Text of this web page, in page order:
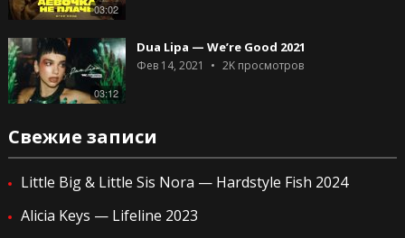
03:02
03:12
Dua Lipa — We’re Good 2021
Фев 14, 2021 2Kпросмотров
Свежие записи
Little Big & Little Sis Nora — Hardstyle Fish 2024
Alicia Keys — Lifeline 2023